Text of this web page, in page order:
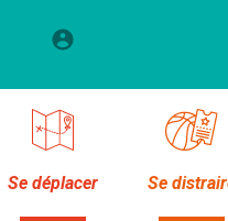
Se déplacer Se